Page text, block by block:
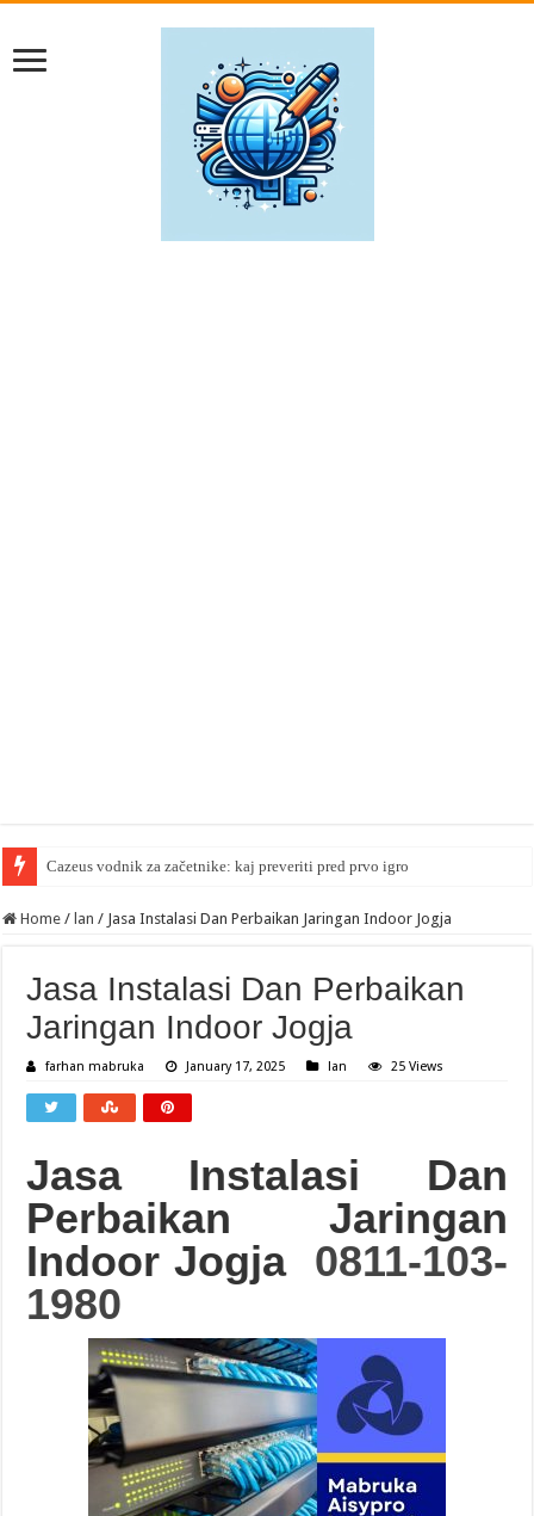
Cazeus vodnik za začetnike: kaj preveriti pred prvo igro
Home / lan / Jasa Instalasi Dan Perbaikan Jaringan Indoor Jogja
Jasa Instalasi Dan Perbaikan
Jaringan Indoor Jogja
farhan mabruka January 17, 2025 lan 25 Views
Jasa Instalasi Dan
Perbaikan Jaringan
Indoor Jogja 0811-103-
1980